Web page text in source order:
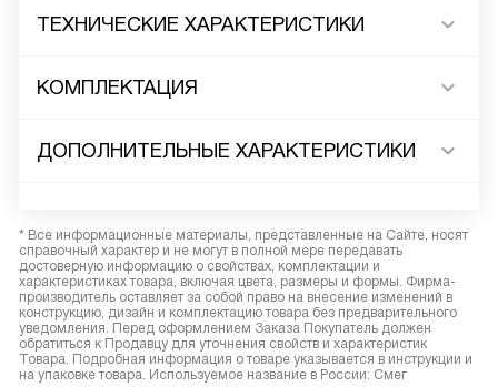
ТЕХНИЧЕСКИЕ ХАРАКТЕРИСТИКИ
КОМПЛЕКТАЦИЯ
ДОПОЛНИТЕЛЬНЫЕ ХАРАКТЕРИСТИКИ
* Все информационные материалы, представленные на Сайте, носят
справочный характер и не могут в полной мере передавать
достоверную информацию о свойствах, комплектации и
характеристиках товара, включая цвета, размеры и формы. Фирма-
производитель оставляет за собой право на внесение изменений в
конструкцию, дизайн и комплектацию товара без предварительного
уведомления. Перед оформлением Заказа Покупатель должен
обратиться к Продавцу для уточнения свойств и характеристик
Товара. Подробная информация о товаре указывается в инструкции и
на упаковке товара. Используемое название в России: Смег